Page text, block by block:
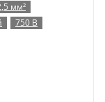
мм²
750 В